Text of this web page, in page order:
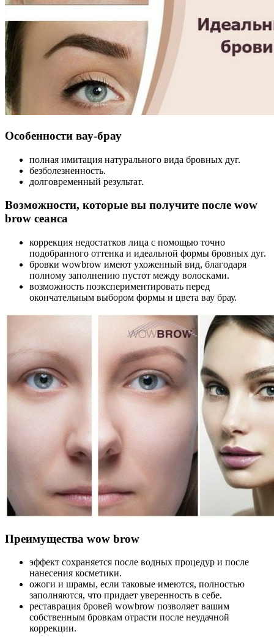
Особенности вау-брау
полная имитация натурального вида бровных дуг.
безболезненность.
долговременный результат.
Возможности, которые вы получите после wow
brow сеанса
коррекция недостатков лица с помощью точно
подобранного оттенка и идеальной формы бровных дуг.
бровки wowbrow имеют ухоженный вид, благодаря
полному заполнению пустот между волосками.
возможность поэкспериментировать перед
окончательным выбором формы и цвета вау брау.
Преимущества wow brow
эффект сохраняется после водных процедур и после
нанесения косметики.
ожоги и шрамы, если таковые имеются, полностью
заполняются, что придает уверенность в себе.
реставрация бровей wowbrow позволяет вашим
собственным бровкам отрасти после неудачной
коррекции.